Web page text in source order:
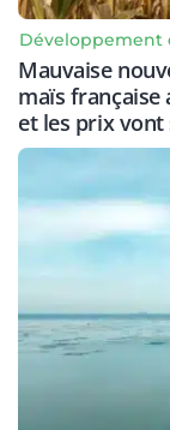
Développement
Mauvaise
maïs française
et les prix vont